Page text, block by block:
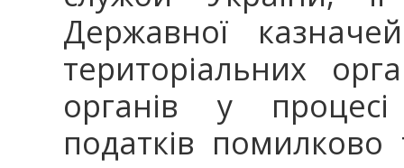
Державної
територіальних
органів у
податків